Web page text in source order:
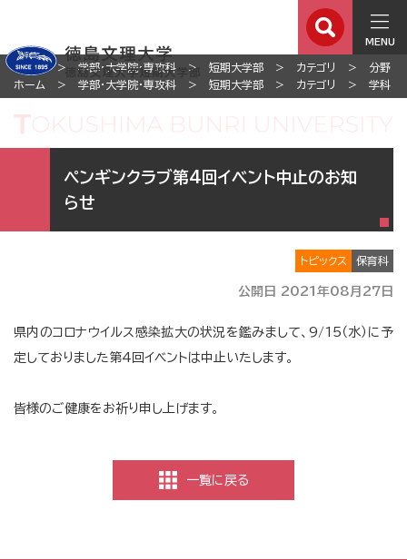
MENU
ホーム 学部・大学院・専攻科 短期大学部 カテゴリ
分野
ホーム
学部・大学院・専攻科 短期大学部 カテゴリ 学科
ペンギンクラブ第4回イベント中止のお知
らせ
トピックス 保育科
公開日 2021年08月27日
県内のコロナウイルス感染拡大の状況を鑑みまして、9/15（水）に予
定しておりました第4回イベントは中止いたします。
皆様のご健康をお祈り申し上げます。
一覧に戻る